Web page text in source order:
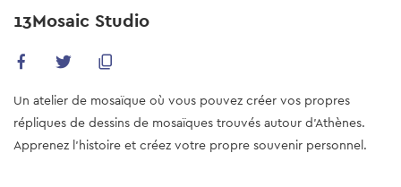
13Mosaic Studio
Un atelier de mosaïque où vous pouvez créer vos propres
répliques de dessins de mosaïques trouvés autour d’Athènes.
Apprenez l'histoire et créez votre propre souvenir personnel.